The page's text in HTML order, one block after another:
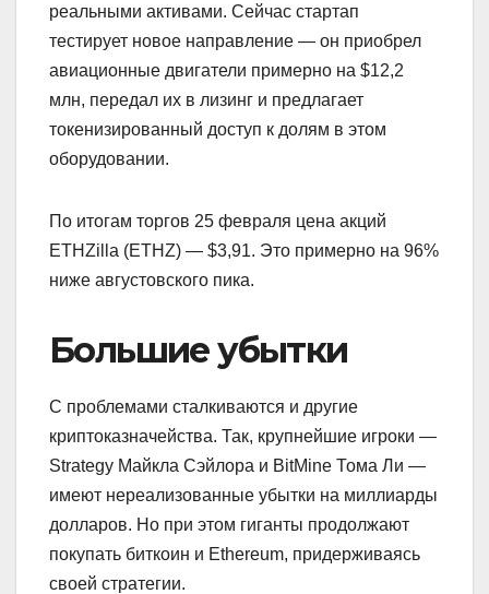
реальными активами. Сейчас стартап
тестирует новое направление — он приобрел
авиационные двигатели примерно на $12,2
млн, передал их в лизинг и предлагает
токенизированный доступ к долям в этом
оборудовании.
По итогам торгов 25 февраля цена акций
ETHZilla (ETHZ) — $3,91. Это примерно на 96%
ниже августовского пика.
Большие убытки
С проблемами сталкиваются и другие
криптоказначейства. Так, крупнейшие игроки —
Strategy Майкла Сэйлора и BitMine Тома Ли —
имеют нереализованные убытки на миллиарды
долларов. Но при этом гиганты продолжают
покупать биткоин и Ethereum, придерживаясь
своей стратегии.